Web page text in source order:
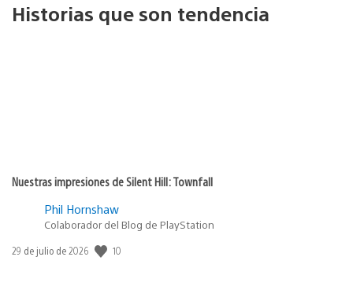
Historias que son tendencia
Nuestras impresiones de Silent Hill: Townfall
Phil Hornshaw
Colaborador del Blog de PlayStation
Fecha
29 de julio de 2026 10